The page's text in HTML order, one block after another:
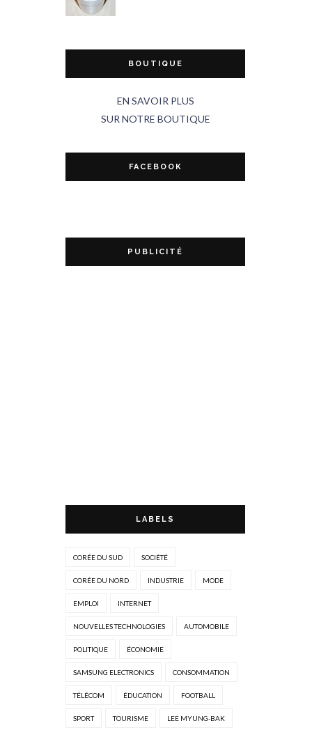
BOUTIQUE
EN SAVOIR PLUS
SUR NOTRE BOUTIQUE
FACEBOOK
PUBLICITÉ
LABELS
CORÉE DU SUD SOCIÉTÉ
CORÉE DU NORD INDUSTRIE MODE
EMPLOI INTERNET
NOUVELLES TECHNOLOGIES AUTOMOBILE
POLITIQUE ÉCONOMIE
SAMSUNG ELECTRONICS CONSOMMATION
TÉLÉCOM ÉDUCATION FOOTBALL
SPORT TOURISME LEE MYUNG-BAK